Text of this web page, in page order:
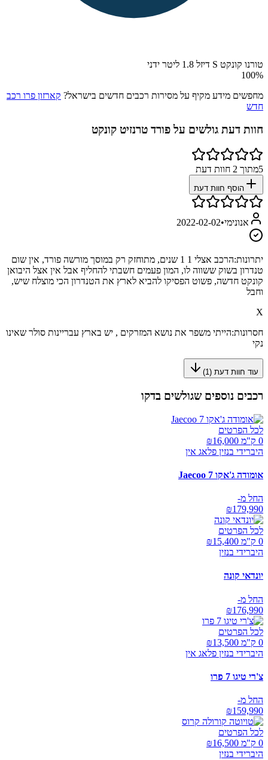
טורנו קונקט S דיזל 1.8 ליטר ידני
100%
מחפשים מידע מקיף על מסירות רכבים חדשים בישראל? קארזון פרו רכב
חדש
חוות דעת גולשים עלפורד טרנזיט קונקט
5מתוך 2 חוות דעת
הוסף חוות דעת
אנונימי•
2022-02-02
יתרונות:
הרכב אצלי 1 1 שנים, מתוחזק רק במוסך מורשה פורד, אין שום
טנדרון בשוק ששווה לו, המון פעמים חשבתי להחליף אבל אין אצל היבואן
קונקט חדשה, פשוט הפסיקו להביא לארץ את הטנדרון הכי מוצלח שיש,
וחבל
X
חסרונות:הייתי משפר את נושא המזרקים , יש בארץ עבריינות סולר שאינו
נקי
עוד חוות דעת (1
)
רכבים נוספים שגולשים בדקו
לכל הפרטים
0 ק"מ ₪
16,000
היברידי בנזין פלאג אין
אומודה ג'אקו Jaecoo 7
החל מ-
₪179,990
לכל הפרטים
0 ק"מ ₪
15,400
היברידי בנזין
יונדאי קונה
החל מ-
₪176,990
לכל הפרטים
0 ק"מ ₪
13,500
היברידי בנזין פלאג אין
צ'רי טיגו 7 פרו
החל מ-
₪159,990
לכל הפרטים
0 ק"מ ₪
16,500
היברידי בנזין